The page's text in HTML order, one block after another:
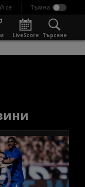
се
LiveScore Търсене